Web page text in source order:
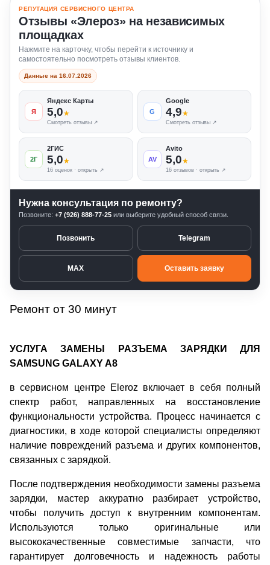
РЕПУТАЦИЯ СЕРВИСНОГО ЦЕНТРА
Отзывы «Элероз» на независимых
площадках
Нажмите на карточку, чтобы перейти к источнику и
самостоятельно посмотреть отзывы клиентов.
Данные на 16.07.2026
Я
Яндекс Карты
5,0★
Смотреть отзывы ↗
G
Google
4,9★
Смотреть отзывы ↗
2Г
2ГИС
5,0★
16 оценок · открыть ↗
AV
Avito
5,0★
16 отзывов · открыть ↗
Нужна консультация по ремонту?
Позвоните: +7 (926) 888-77-25 или выберите удобный способ связи.
Позвонить Telegram
MAX Оставить заявку
Ремонт от 30 минут
УСЛУГА ЗАМЕНЫ РАЗЪЕМА ЗАРЯДКИ ДЛЯ
SAMSUNG GALAXY A8
в сервисном центре Eleroz включает в себя полный
спектр работ, направленных на восстановление
функциональности устройства. Процесс начинается с
диагностики, в ходе которой специалисты определяют
наличие повреждений разъема и других компонентов,
связанных с зарядкой.
После подтверждения необходимости замены разъема
зарядки, мастер аккуратно разбирает устройство,
чтобы получить доступ к внутренним компонентам.
Используются только оригинальные или
высококачественные совместимые запчасти, что
гарантирует долговечность и надежность работы